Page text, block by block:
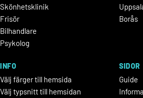
Skönhetsklinik
Frisör
Bilhandlare
Psykolog
Borås
INFO
Välj färger till hemsida
Välj typsnitt till hemsidan
SIDOR
Guide